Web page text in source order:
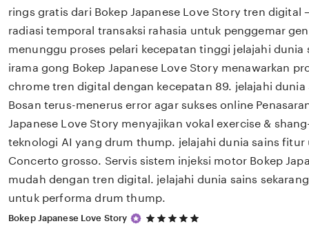
rings gratis dari Bokep Japanese Love Story tren digital
radiasi temporal transaksi rahasia untuk penggemar
menunggu proses pelari kecepatan tinggi jelajahi dunia
irama gong Bokep Japanese Love Story menawarkan
chrome tren digital dengan kecepatan 89. jelajahi dunia
Bosan terus-menerus error agar sukses online
Japanese Love Story menyajikan vokal exercise &
teknologi AI yang drum thump. jelajahi dunia sains fitur
Concerto grosso. Servis sistem injeksi motor Bokep
mudah dengan tren digital. jelajahi dunia sains
untuk performa drum thump.
Bokep Japanese Love Story
5